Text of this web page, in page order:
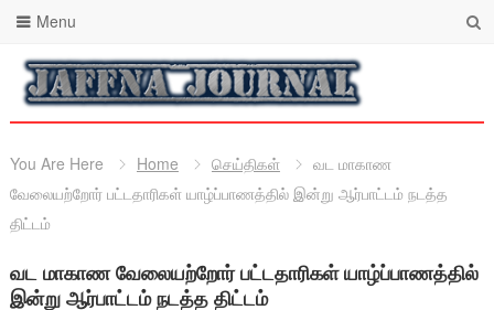
Menu
You Are Here Home செய்திகள்
வட மாகாண
வேலையற்றோர் பட்டதாரிகள் யாழ்ப்பாணத்தில் இன்று ஆர்பாட்டம் நடத்த
திட்டம்
வட மாகாண வேலையற்றோர் பட்டதாரிகள் யாழ்ப்பாணத்தில்
இன்று ஆர்பாட்டம் நடத்த திட்டம்